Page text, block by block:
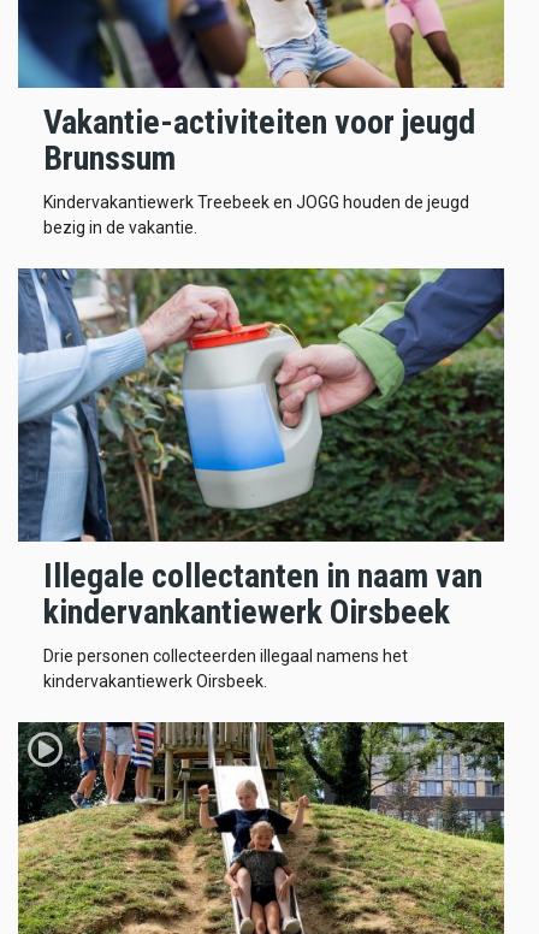
Vakantie-activiteiten voor jeugd
Brunssum
Kindervakantiewerk Treebeek en JOGG houden de jeugd
bezig in de vakantie.
Illegale collectanten in naam van
kindervankantiewerk Oirsbeek
Drie personen collecteerden illegaal namens het
kindervakantiewerk Oirsbeek.